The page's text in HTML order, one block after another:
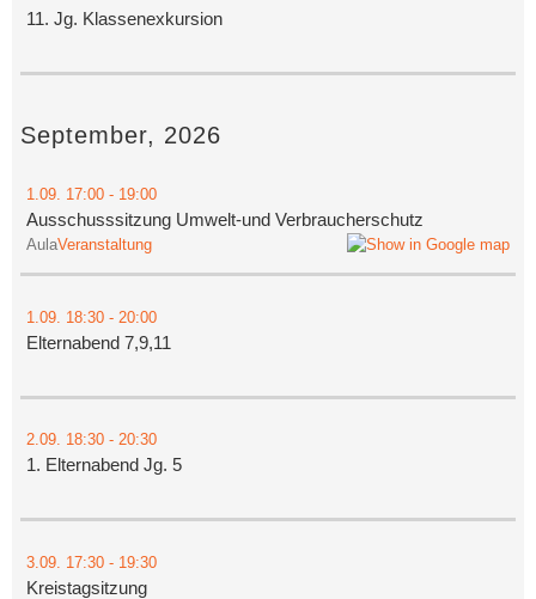
11. Jg. Klassenexkursion
September, 2026
1.09. 17:00 - 19:00
Ausschusssitzung Umwelt-und Verbraucherschutz
AulaVeranstaltung
1.09. 18:30 - 20:00
Elternabend 7,9,11
2.09. 18:30 - 20:30
1. Elternabend Jg. 5
3.09. 17:30 - 19:30
Kreistagsitzung